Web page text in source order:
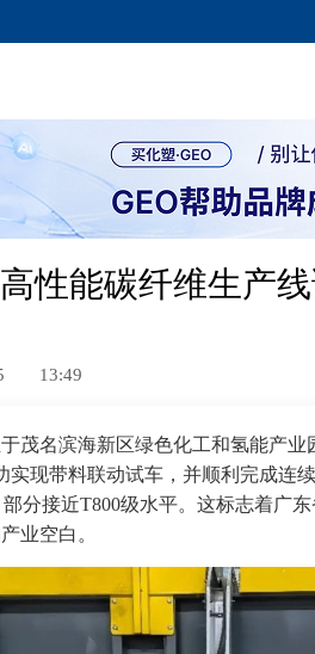
性能碳纤维生产
13:49
茂名滨海新区绿色化工和氢能产
实现带料联动试车，并顺利完成连
分接近T800级水平。这标志着广
业空白。